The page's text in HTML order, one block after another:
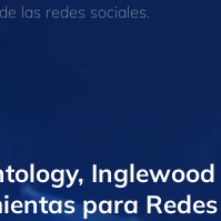
las redes sociales.
Inglewood
para